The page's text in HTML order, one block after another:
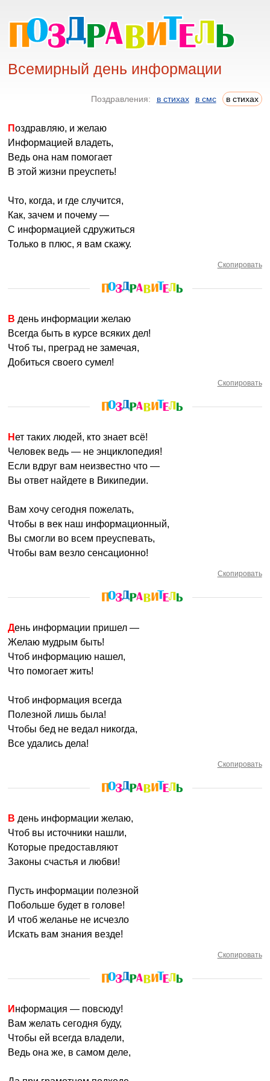
Всемирный день информации
Поздравления: в стихах в смс в стихах
Поздравляю, и желаю
Информацией владеть,
Ведь она нам помогает
В этой жизни преуспеть!
Что, когда, и где случится,
Как, зачем и почему —
С информацией сдружиться
Только в плюс, я вам скажу.
Скопировать
В день информации желаю
Всегда быть в курсе всяких дел!
Чтоб ты, преград не замечая,
Добиться своего сумел!
Скопировать
Нет таких людей, кто знает всё!
Человек ведь — не энциклопедия!
Если вдруг вам неизвестно что —
Вы ответ найдете в Википедии.
Вам хочу сегодня пожелать,
Чтобы в век наш информационный,
Вы смогли во всем преуспевать,
Чтобы вам везло сенсационно!
Скопировать
День информации пришел —
Желаю мудрым быть!
Чтоб информацию нашел,
Что помогает жить!
Чтоб информация всегда
Полезной лишь была!
Чтобы бед не ведал никогда,
Все удались дела!
Скопировать
В день информации желаю,
Чтоб вы источники нашли,
Которые предоставляют
Законы счастья и любви!
Пусть информации полезной
Побольше будет в голове!
И чтоб желанье не исчезло
Искать вам знания везде!
Скопировать
Информация — повсюду!
Вам желать сегодня буду,
Чтобы ей всегда владели,
Ведь она же, в самом деле,